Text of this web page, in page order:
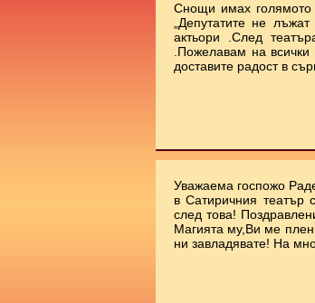
Снощи имах голямото
„Депутатите не
актьори .След
.Пожелавам на
доставите радост в
Уважаема госпожо
в Сатиричния театър
след това!
Магията му,Ви ме
ни завладявате! На